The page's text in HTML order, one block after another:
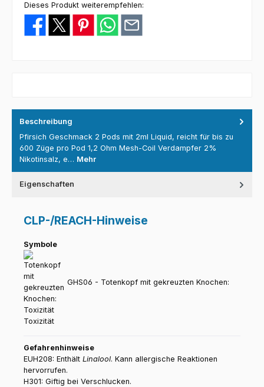
Dieses Produkt weiterempfehlen:
Beschreibung
Pfirsich Geschmack 2 Pods mit 2ml Liquid, reicht für bis zu
600 Züge pro Pod 1,2 Ohm Mesh-Coil Verdampfer 2%
Nikotinsalz, e… Mehr
Eigenschaften
CLP-/REACH-Hinweise
Symbole
GHS06 - Totenkopf mit gekreuzten Knochen:
Toxizität
Gefahrenhinweise
EUH208: Enthält Linalool. Kann allergische Reaktionen
hervorrufen.
H301: Giftig bei Verschlucken.